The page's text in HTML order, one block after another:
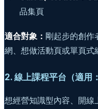
品集頁
適合對象： 剛起步的創作
網、想做活動頁或單頁式
2. 線上課程平台（適用
想經營知識型內容、開線